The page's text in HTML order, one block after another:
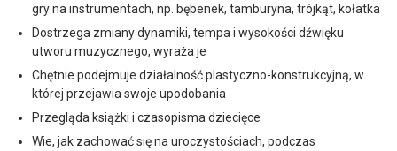
gry na instrumentach, np. bębenek, tamburyna, trójkąt, kołatka
Dostrzega zmiany dynamiki, tempa i wysokości dźwięku
utworu muzycznego, wyraża je
Chętnie podejmuje działalność plastyczno-konstrukcyjną, w
której przejawia swoje upodobania
Przegląda książki i czasopisma dziecięce
Wie, jak zachować się na uroczystościach, podczas